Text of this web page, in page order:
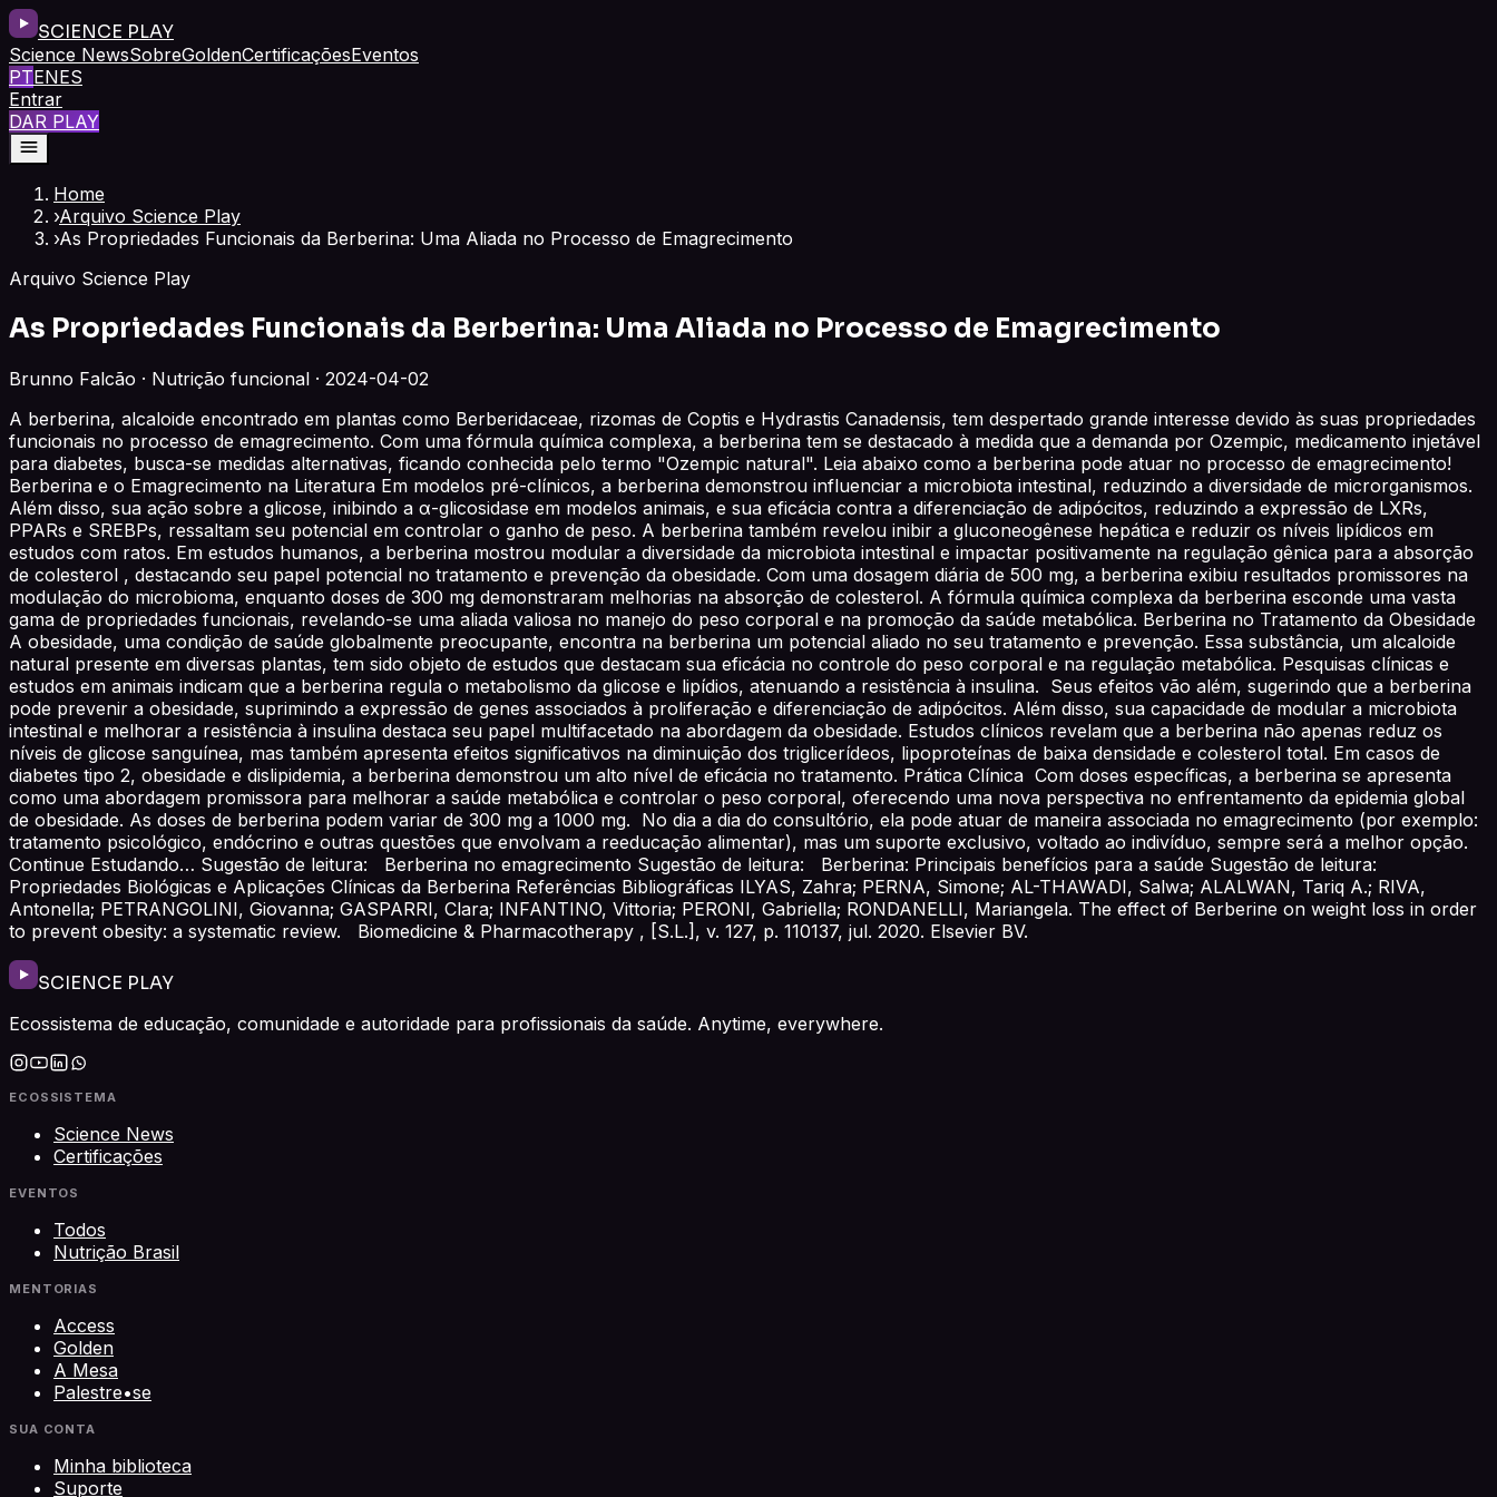
SCIENCE PLAY
Science NewsSobreGoldenCertificaçõesEventos
PTENES
Entrar
DAR PLAY
Home
›Arquivo Science Play
›As Propriedades Funcionais da Berberina: Uma Aliada no Processo de Emagrecimento
Arquivo Science Play
As Propriedades Funcionais da Berberina: Uma Aliada no Processo de Emagrecimento
Brunno Falcão · Nutrição funcional · 2024-04-02
A berberina, alcaloide encontrado em plantas como Berberidaceae, rizomas de Coptis e Hydrastis Canadensis, tem despertado grande interesse devido às suas propriedades
funcionais no processo de emagrecimento. Com uma fórmula química complexa, a berberina tem se destacado à medida que a demanda por Ozempic, medicamento injetável
para diabetes, busca-se medidas alternativas, ficando conhecida pelo termo "Ozempic natural". Leia abaixo como a berberina pode atuar no processo de emagrecimento!
Berberina e o Emagrecimento na Literatura Em modelos pré-clínicos, a berberina demonstrou influenciar a microbiota intestinal, reduzindo a diversidade de microrganismos.
Além disso, sua ação sobre a glicose, inibindo a α-glicosidase em modelos animais, e sua eficácia contra a diferenciação de adipócitos, reduzindo a expressão de LXRs,
PPARs e SREBPs, ressaltam seu potencial em controlar o ganho de peso. A berberina também revelou inibir a gluconeogênese hepática e reduzir os níveis lipídicos em
estudos com ratos. Em estudos humanos, a berberina mostrou modular a diversidade da microbiota intestinal e impactar positivamente na regulação gênica para a absorção
de colesterol , destacando seu papel potencial no tratamento e prevenção da obesidade. Com uma dosagem diária de 500 mg, a berberina exibiu resultados promissores na
modulação do microbioma, enquanto doses de 300 mg demonstraram melhorias na absorção de colesterol. A fórmula química complexa da berberina esconde uma vasta
gama de propriedades funcionais, revelando-se uma aliada valiosa no manejo do peso corporal e na promoção da saúde metabólica. Berberina no Tratamento da Obesidade
A obesidade, uma condição de saúde globalmente preocupante, encontra na berberina um potencial aliado no seu tratamento e prevenção. Essa substância, um alcaloide
natural presente em diversas plantas, tem sido objeto de estudos que destacam sua eficácia no controle do peso corporal e na regulação metabólica. Pesquisas clínicas e
estudos em animais indicam que a berberina regula o metabolismo da glicose e lipídios, atenuando a resistência à insulina. Seus efeitos vão além, sugerindo que a berberina
pode prevenir a obesidade, suprimindo a expressão de genes associados à proliferação e diferenciação de adipócitos. Além disso, sua capacidade de modular a microbiota
intestinal e melhorar a resistência à insulina destaca seu papel multifacetado na abordagem da obesidade. Estudos clínicos revelam que a berberina não apenas reduz os
níveis de glicose sanguínea, mas também apresenta efeitos significativos na diminuição dos triglicerídeos, lipoproteínas de baixa densidade e colesterol total. Em casos de
diabetes tipo 2, obesidade e dislipidemia, a berberina demonstrou um alto nível de eficácia no tratamento. Prática Clínica Com doses específicas, a berberina se apresenta
como uma abordagem promissora para melhorar a saúde metabólica e controlar o peso corporal, oferecendo uma nova perspectiva no enfrentamento da epidemia global
de obesidade. As doses de berberina podem variar de 300 mg a 1000 mg. No dia a dia do consultório, ela pode atuar de maneira associada no emagrecimento (por exemplo:
tratamento psicológico, endócrino e outras questões que envolvam a reeducação alimentar), mas um suporte exclusivo, voltado ao indivíduo, sempre será a melhor opção.
Continue Estudando… Sugestão de leitura: Berberina no emagrecimento Sugestão de leitura: Berberina: Principais benefícios para a saúde Sugestão de leitura:
Propriedades Biológicas e Aplicações Clínicas da Berberina Referências Bibliográficas ILYAS, Zahra; PERNA, Simone; AL-THAWADI, Salwa; ALALWAN, Tariq A.; RIVA,
Antonella; PETRANGOLINI, Giovanna; GASPARRI, Clara; INFANTINO, Vittoria; PERONI, Gabriella; RONDANELLI, Mariangela. The effect of Berberine on weight loss in order
to prevent obesity: a systematic review. Biomedicine & Pharmacotherapy , [S.L.], v. 127, p. 110137, jul. 2020. Elsevier BV.
SCIENCE PLAY
Ecossistema de educação, comunidade e autoridade para profissionais da saúde. Anytime, everywhere.
ECOSSISTEMA
Science News
Certificações
EVENTOS
Todos
Nutrição Brasil
MENTORIAS
Access
Golden
A Mesa
Palestre•se
SUA CONTA
Minha biblioteca
Suporte